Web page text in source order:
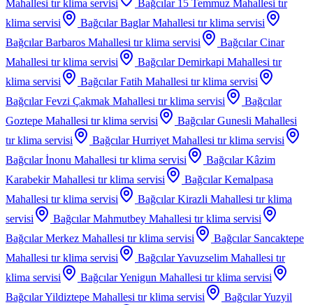
Mahallesi tır klima servisi Bağcılar 15 Temmuz Mahallesi tır
klima servisi
Bağcılar Baglar Mahallesi tır klima servisi
Bağcılar Barbaros Mahallesi tır klima servisi
Bağcılar Cinar
Mahallesi tır klima servisi Bağcılar Demirkapi Mahallesi tır
klima servisi
Bağcılar Fatih Mahallesi tır klima servisi
Bağcılar Fevzi Çakmak Mahallesi tır klima servisi
Bağcılar
Goztepe Mahallesi tır klima servisi
Bağcılar Gunesli Mahallesi
tır klima servisi
Bağcılar Hurriyet Mahallesi tır klima servisi
Bağcılar İnonu Mahallesi tır klima servisi
Bağcılar Kâzim
Karabekir Mahallesi tır klima servisi
Bağcılar Kemalpasa
Mahallesi tır klima servisi Bağcılar Kirazli Mahallesi tır klima
servisi
Bağcılar Mahmutbey Mahallesi tır klima servisi
Bağcılar Merkez Mahallesi tır klima servisi
Bağcılar Sancaktepe
Mahallesi tır klima servisi Bağcılar Yavuzselim Mahallesi tır
klima servisi
Bağcılar Yenigun Mahallesi tır klima servisi
Bağcılar Yildiztepe Mahallesi tır klima servisi
Bağcılar Yuzyil